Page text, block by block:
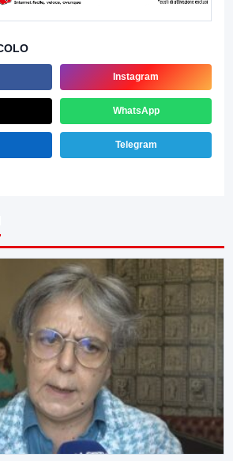
Instagram
WhatsApp
Telegram